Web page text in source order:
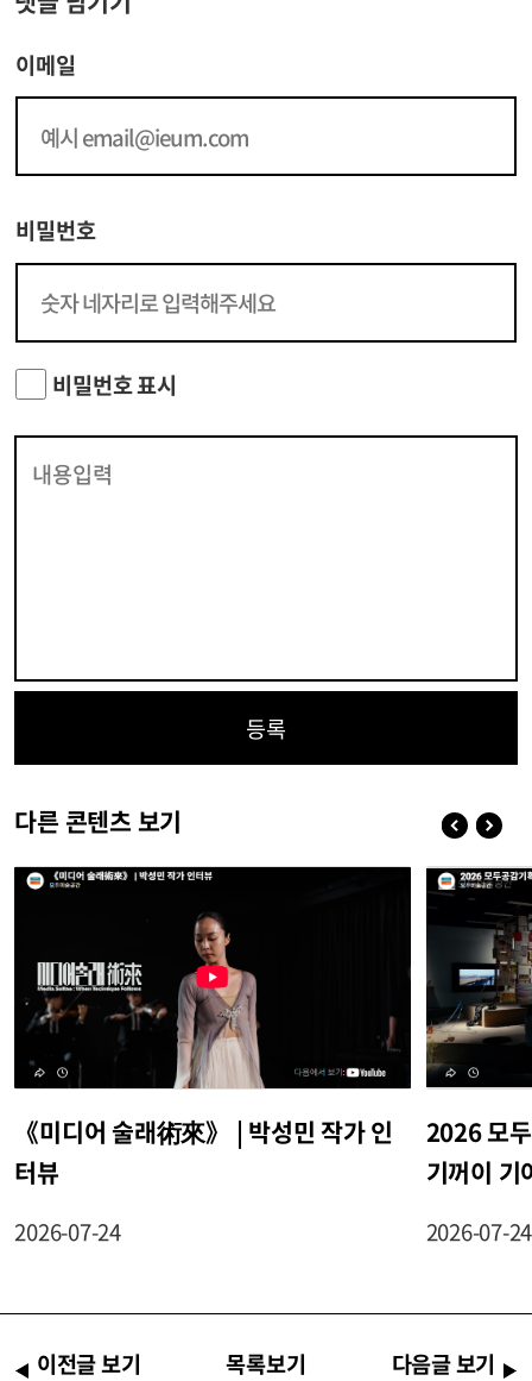
이메일
비밀번호
비밀번호 표시
등록
다른 콘텐츠 보기
《미디어 술래術來》 | 박성민 작가 인
터뷰
2026-07-24
2026 모
기꺼이 기
2026-07-24
이전글 보기 목록보기 다음글 보기